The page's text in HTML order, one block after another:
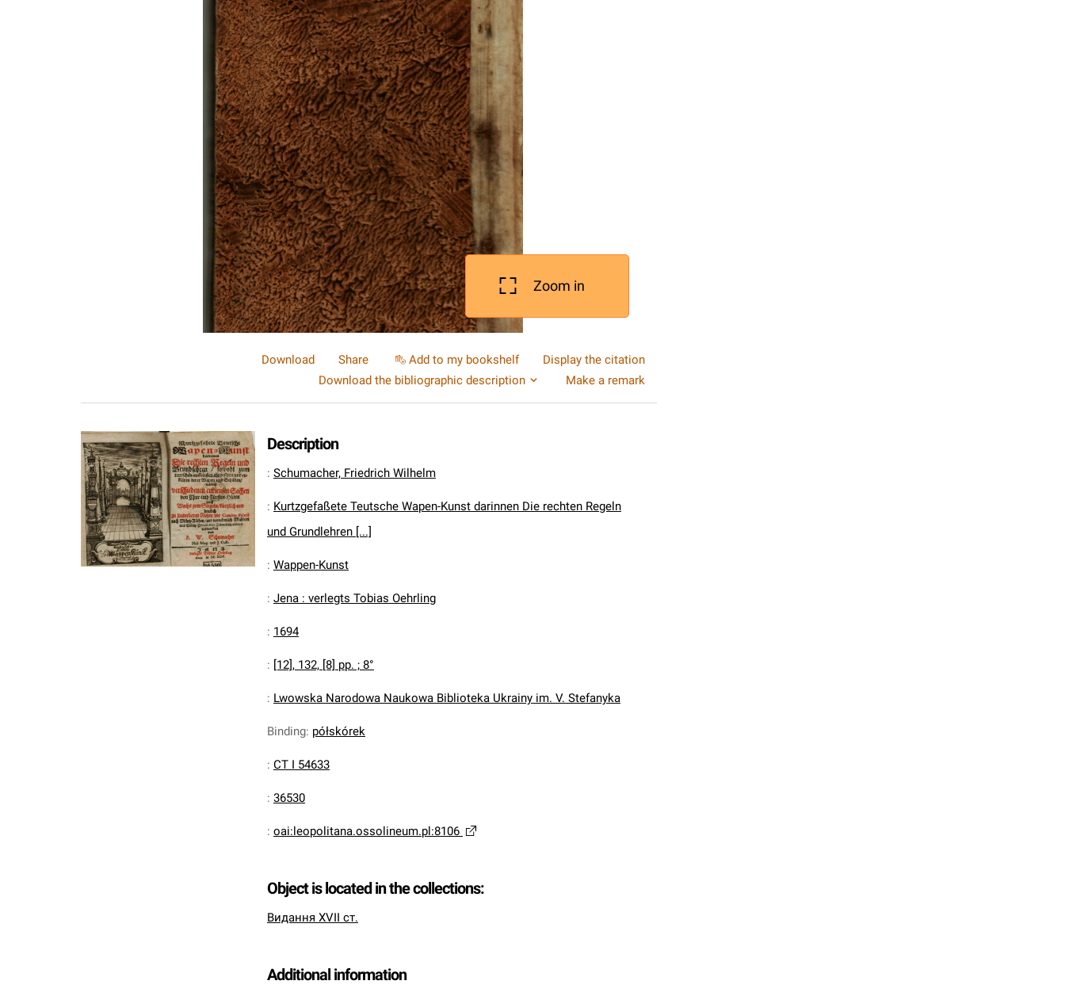
Zoom in
Download Share Add to my bookshelf
Display the citation
Download the bibliographic description
Make a remark
Description
: Schumacher, Friedrich Wilhelm
: Kurtzgefaßete Teutsche Wapen-Kunst darinnen Die rechten Regeln
und Grundlehren [...]
: Wappen-Kunst
: Jena : verlegts Tobias Oehrling
: 1694
: [12], 132, [8] pp. ; 8°
: Lwowska Narodowa Naukowa Biblioteka Ukrainy im. V. Stefanyka
Binding: półskórek
: CT I 54633
: 36530
: oai:leopolitana.ossolineum.pl:8106
Object is located in the collections:
Видання XVII ст.
Additional information